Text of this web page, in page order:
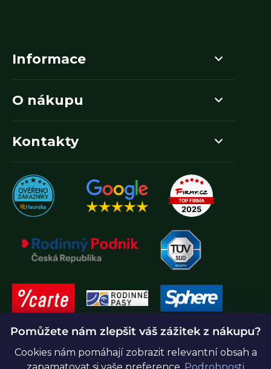
Pomůžete nám zlepšit váš zážitek z nákupu?
Cookies nám pomáhají zobrazit relevantní obsah a
Informace
O nákupu
Kontakty